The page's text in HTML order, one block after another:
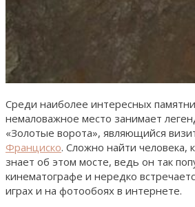
Среди наиболее интересных
немаловажное место занимает
«Золотые ворота», являющийся
Франциско. Сложно найти человека,
знает об этом мосте, ведь он так
кинематографе и нередко
играх и на фотообоях в интернете.